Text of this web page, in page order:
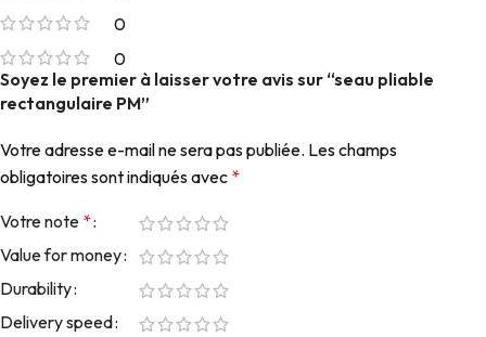
0
0
Soyez le premier à laisser votre avis sur “seau pliable
rectangulaire PM”
Votre adresse e-mail ne sera pas publiée. Les champs
obligatoires sont indiqués avec *
Votre note *
Value for money
Durability
Delivery speed